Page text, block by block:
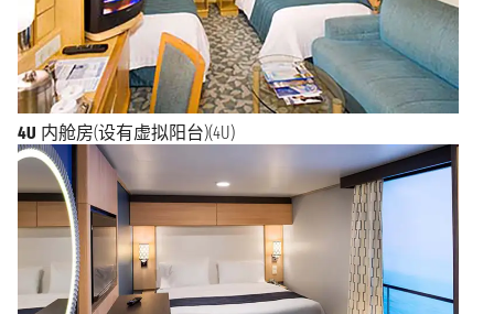
4U 内舱房(设有虚拟阳台)(4U)